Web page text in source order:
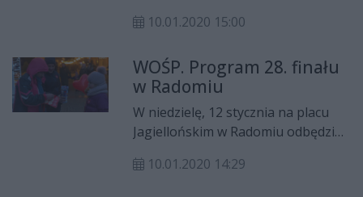
Wielką Orkiestrą Świątecznej
odbył się w szkole zbierano
pieniądze na rzecz WOŚP.
Tradycyjnie odbyły się także aukcje.
10.01.2020 15:00
WOŚP. Program 28. finału
w Radomiu
W niedzielę, 12 stycznia na placu
Jagiellońskim w Radomiu odbędzie
Świątecznej Pomocy. Wydarzenia
10.01.2020 14:29